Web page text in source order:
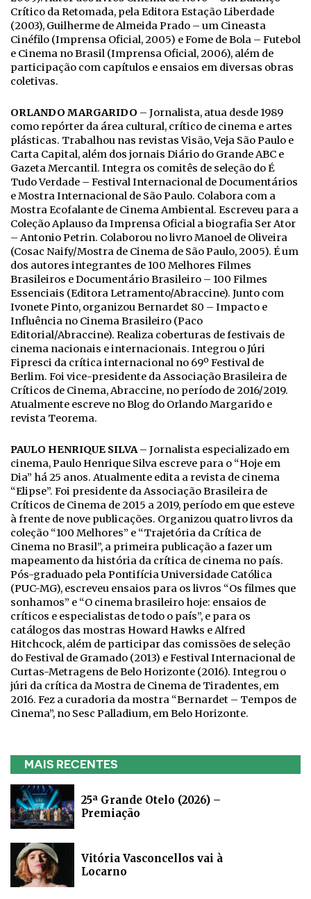
Crítico da Retomada, pela Editora Estação Liberdade
(2003), Guilherme de Almeida Prado – um Cineasta
Cinéfilo (Imprensa Oficial, 2005) e Fome de Bola – Futebol
e Cinema no Brasil (Imprensa Oficial, 2006), além de
participação com capítulos e ensaios em diversas obras
coletivas.
ORLANDO MARGARIDO – Jornalista, atua desde 1989
como repórter da área cultural, crítico de cinema e artes
plásticas. Trabalhou nas revistas Visão, Veja São Paulo e
Carta Capital, além dos jornais Diário do Grande ABC e
Gazeta Mercantil. Integra os comitês de seleção do É
Tudo Verdade – Festival Internacional de Documentários
e Mostra Internacional de São Paulo. Colabora com a
Mostra Ecofalante de Cinema Ambiental. Escreveu para a
Coleção Aplauso da Imprensa Oficial a biografia Ser Ator
– Antonio Petrin. Colaborou no livro Manoel de Oliveira
(Cosac Naify/Mostra de Cinema de São Paulo, 2005). É um
dos autores integrantes de 100 Melhores Filmes
Brasileiros e Documentário Brasileiro – 100 Filmes
Essenciais (Editora Letramento/Abraccine). Junto com
Ivonete Pinto, organizou Bernardet 80 – Impacto e
Influência no Cinema Brasileiro (Paco
Editorial/Abraccine). Realiza coberturas de festivais de
cinema nacionais e internacionais. Integrou o Júri
Fipresci da crítica internacional no 69º Festival de
Berlim. Foi vice-presidente da Associação Brasileira de
Críticos de Cinema, Abraccine, no período de 2016/2019.
Atualmente escreve no Blog do Orlando Margarido e
revista Teorema.
PAULO HENRIQUE SILVA– Jornalista especializado em
cinema, Paulo Henrique Silva escreve para o “Hoje em
Dia” há 25 anos. Atualmente edita a revista de cinema
“Elipse”. Foi presidente da Associação Brasileira de
Críticos de Cinema de 2015 a 2019, período em que esteve
à frente de nove publicações. Organizou quatro livros da
coleção “100 Melhores” e “Trajetória da Crítica de
Cinema no Brasil”, a primeira publicação a fazer um
mapeamento da história da crítica de cinema no país.
Pós-graduado pela Pontifícia Universidade Católica
(PUC-MG), escreveu ensaios para os livros “Os filmes que
sonhamos” e “O cinema brasileiro hoje: ensaios de
críticos e especialistas de todo o país”, e para os
catálogos das mostras Howard Hawks e Alfred
Hitchcock, além de participar das comissões de seleção
do Festival de Gramado (2013) e Festival Internacional de
Curtas-Metragens de Belo Horizonte (2016). Integrou o
júri da crítica da Mostra de Cinema de Tiradentes, em
2016. Fez a curadoria da mostra “Bernardet – Tempos de
Cinema”, no Sesc Palladium, em Belo Horizonte.
MAIS RECENTES
25ª Grande Otelo (2026) –
Premiação
Vitória Vasconcellos vai à
Locarno